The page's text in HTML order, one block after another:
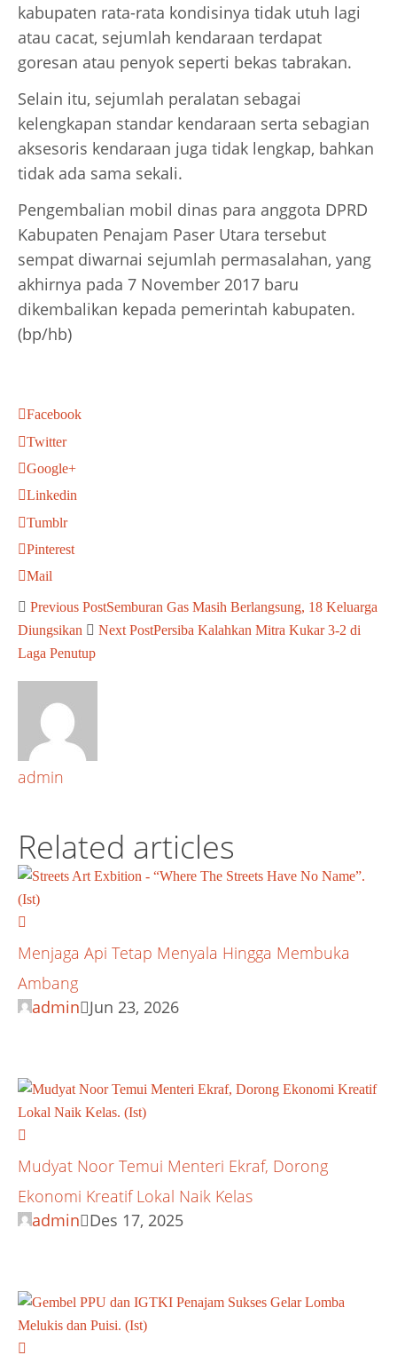
kabupaten rata-rata kondisinya tidak utuh lagi
atau cacat, sejumlah kendaraan terdapat
goresan atau penyok seperti bekas tabrakan.
Selain itu, sejumlah peralatan sebagai
kelengkapan standar kendaraan serta sebagian
aksesoris kendaraan juga tidak lengkap, bahkan
tidak ada sama sekali.
Pengembalian mobil dinas para anggota DPRD
Kabupaten Penajam Paser Utara tersebut
sempat diwarnai sejumlah permasalahan, yang
akhirnya pada 7 November 2017 baru
dikembalikan kepada pemerintah kabupaten.
(bp/hb)
Facebook
Twitter
Google+
Linkedin
Tumblr
Pinterest
Mail
Previous PostSemburan Gas Masih Berlangsung, 18 Keluarga
Diungsikan
Next PostPersiba Kalahkan Mitra Kukar 3-2 di
Laga Penutup
admin
Related articles
Menjaga Api Tetap Menyala Hingga Membuka
Ambang
admin Jun 23, 2026
Mudyat Noor Temui Menteri Ekraf, Dorong
Ekonomi Kreatif Lokal Naik Kelas
admin Des 17, 2025